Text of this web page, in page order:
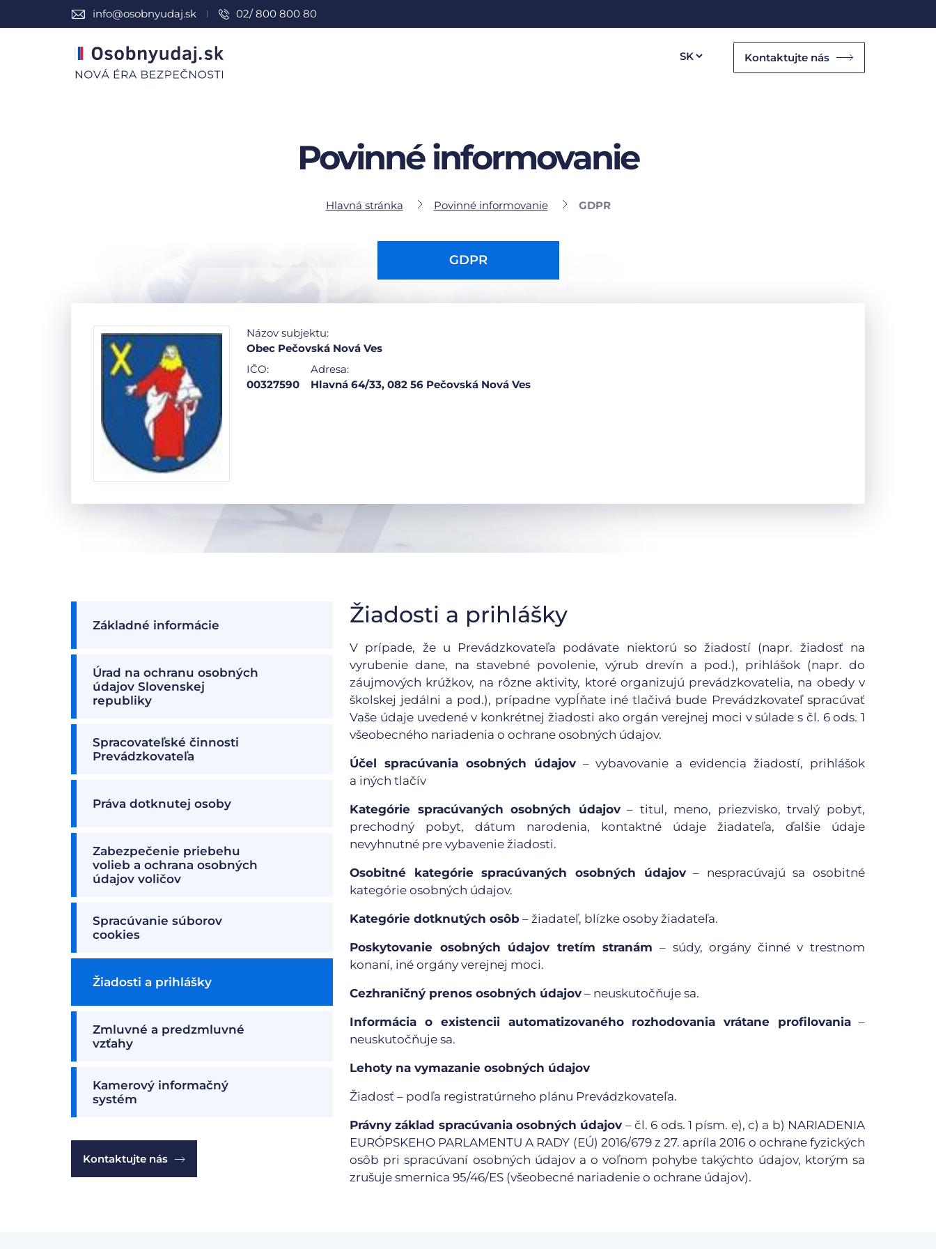
info@osobnyudaj.sk 02/ 800 800 80
Kontaktujte nás
Povinné informovanie
Hlavná stránka Povinné informovanie GDPR
GDPR
Názov subjektu:
Obec Pečovská Nová Ves
IČO:
00327590
Adresa:
Hlavná 64/33, 082 56 Pečovská Nová Ves
Základné informácie
Úrad na ochranu osobných
údajov Slovenskej
republiky
Spracovateľské činnosti
Prevádzkovateľa
Práva dotknutej osoby
Zabezpečenie priebehu
volieb a ochrana osobných
údajov voličov
Spracúvanie súborov
cookies
Žiadosti a prihlášky
Zmluvné a predzmluvné
vzťahy
Kamerový informačný
systém
Kontaktujte nás
Žiadosti a prihlášky
V prípade, že u Prevádzkovateľa podávate niektorú so žiadostí (napr. žiadosť na
vyrubenie dane, na stavebné povolenie, výrub drevín a pod.), prihlášok (napr. do
záujmových krúžkov, na rôzne aktivity, ktoré organizujú prevádzkovatelia, na obedy v
školskej jedálni a pod.), prípadne vypĺňate iné tlačivá bude Prevádzkovateľ spracúvať
Vaše údaje uvedené v konkrétnej žiadosti ako orgán verejnej moci v súlade s čl. 6 ods. 1
všeobecného nariadenia o ochrane osobných údajov.
Účel spracúvania osobných údajov– vybavovanie a evidencia žiadostí, prihlášok
a iných tlačív
Kategórie spracúvaných osobných údajov– titul, meno, priezvisko, trvalý pobyt,
prechodný pobyt, dátum narodenia, kontaktné údaje žiadateľa, ďalšie údaje
nevyhnutné pre vybavenie žiadosti.
Osobitné kategórie spracúvaných osobných údajov– nespracúvajú sa osobitné
kategórie osobných údajov.
Kategórie dotknutých osôb – žiadateľ, blízke osoby žiadateľa.
Poskytovanie osobných údajov tretím stranám – súdy, orgány činné v trestnom
konaní, iné orgány verejnej moci.
Cezhraničný prenos osobných údajov – neuskutočňuje sa.
Informácia o existencii automatizovaného rozhodovania vrátane profilovania –
neuskutočňuje sa.
Lehoty na vymazanie osobných údajov
Žiadosť – podľa registratúrneho plánu Prevádzkovateľa.
Právny základ spracúvania osobných údajov – čl. 6 ods. 1 písm. e), c) a b) NARIADENIA
EURÓPSKEHO PARLAMENTU A RADY (EÚ) 2016/679 z 27. apríla 2016 o ochrane fyzických
osôb pri spracúvaní osobných údajov a o voľnom pohybe takýchto údajov, ktorým sa
zrušuje smernica 95/46/ES (všeobecné nariadenie o ochrane údajov).